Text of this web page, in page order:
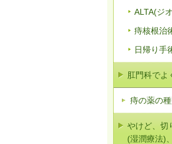
ALTA(ジオ
痔核根治
日帰り手
肛門科でよ
痔の薬の
やけど、
(湿潤療法)